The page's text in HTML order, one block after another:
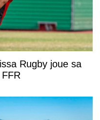
Rugby joue sa